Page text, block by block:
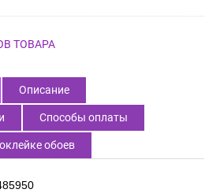
ТОВАРА
Описание
Способы оплаты
обоев